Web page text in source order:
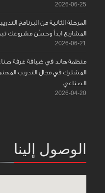
2026-06-25
المرحلة الثانية من البرنامج
المشاريع ابدأ وحسّن مشروعك
2026-06-21
منظمة هاند في ضيافة غرفة
المشترك في مجال التدريب
الصناعي
2026-04-20
الوصول إلينا